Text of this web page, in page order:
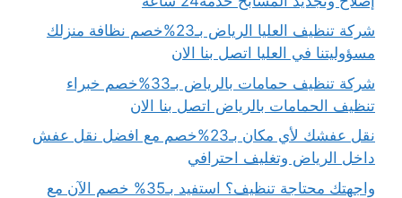
شركة تنظيف العليا الرياض بـ23%خصم نظافة منزلك
مسؤوليتنا في العليا اتصل بنا الان
شركة تنظيف حمامات بالرياض بـ33%خصم خبراء
تنظيف الحمامات بالرياض اتصل بنا الان
نقل عفشك لأي مكان بـ23%خصم مع افضل نقل عفش
داخل الرياض وتغليف احترافي
واجهتك محتاجة تنظيف؟ استفيد بـ35% خصم الآن مع